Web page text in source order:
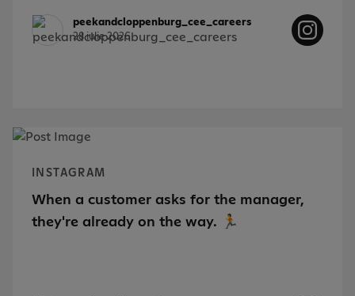
peekandcloppenburg_cee_careers
28 iulie 2026
INSTAGRAM
When a customer asks for the manager,
they're already on the way. 🏃